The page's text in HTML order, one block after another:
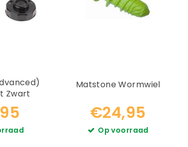
Zwart
Matstone Wormwiel
€24,95
Op voorraad